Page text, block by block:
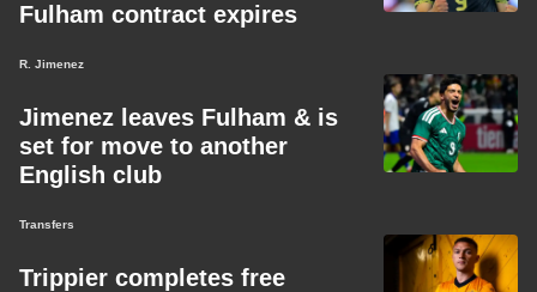
Fulham contract expires
R. Jimenez
Jimenez leaves Fulham & is
set for move to another
English club
Transfers
Trippier completes free